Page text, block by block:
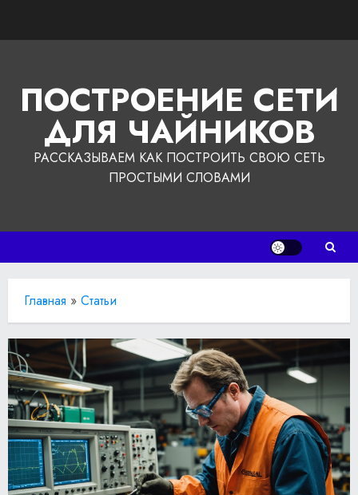
ПОСТРОЕНИЕ СЕТИ
ДЛЯ ЧАЙНИКОВ
РАССКАЗЫВАЕМ КАК ПОСТРОИТЬ СВОЮ СЕТЬ
ПРОСТЫМИ СЛОВАМИ
Главная » Статьи